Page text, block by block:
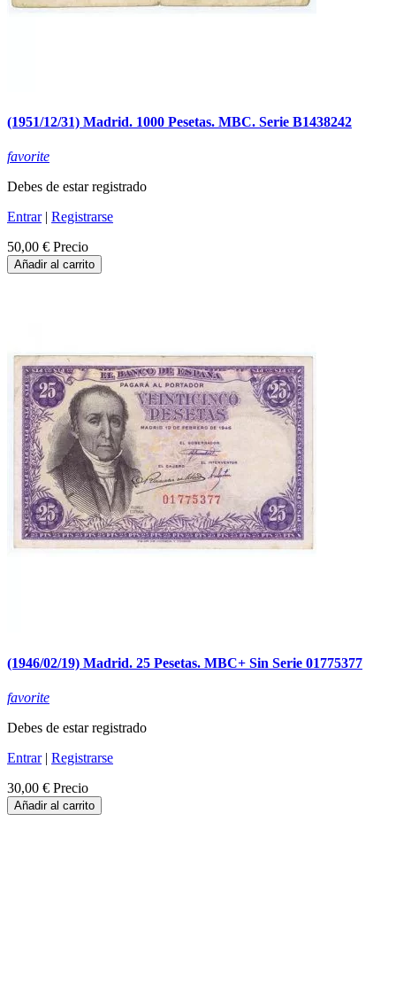
(1951/12/31) Madrid. 1000 Pesetas. MBC. Serie B1438242
favorite
Debes de estar registrado
Entrar| Registrarse
50,00 € Precio
Añadir al carrito
(1946/02/19) Madrid. 25 Pesetas. MBC+ Sin Serie 01775377
favorite
Debes de estar registrado
Entrar| Registrarse
30,00 € Precio
Añadir al carrito